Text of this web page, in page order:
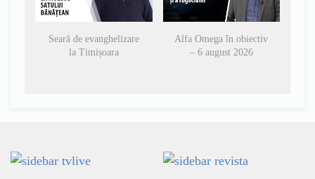
Seară de evanghelizare
la Timișoara
Alfa Omega în obiectiv
– 6 august 2026